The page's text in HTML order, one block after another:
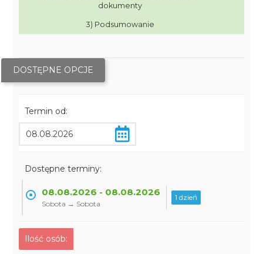
dokumenty
3) Podsumowanie
DOSTĘPNE OPCJE
Termin od:
Dostępne terminy:
08.08.2026 - 08.08.2026
Sobota → Sobota
1 dzień
Ilość osób: